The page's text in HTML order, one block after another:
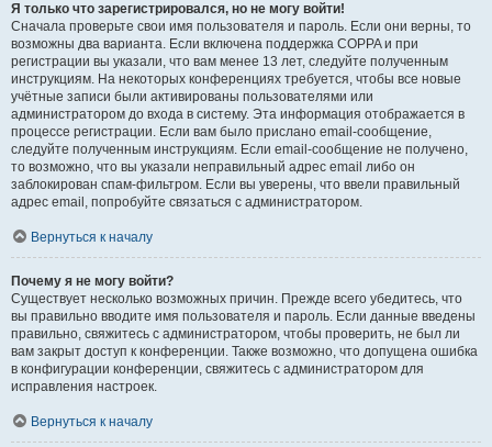
Я только что зарегистрировался, но не могу войти!
Сначала проверьте свои имя пользователя и пароль. Если они верны, то
возможны два варианта. Если включена поддержка COPPA и при
регистрации вы указали, что вам менее 13 лет, следуйте полученным
инструкциям. На некоторых конференциях требуется, чтобы все новые
учётные записи были активированы пользователями или
администратором до входа в систему. Эта информация отображается в
процессе регистрации. Если вам было прислано email-сообщение,
следуйте полученным инструкциям. Если email-сообщение не получено,
то возможно, что вы указали неправильный адрес email либо он
заблокирован спам-фильтром. Если вы уверены, что ввели правильный
адрес email, попробуйте связаться с администратором.
Вернуться к началу
Почему я не могу войти?
Существует несколько возможных причин. Прежде всего убедитесь, что
вы правильно вводите имя пользователя и пароль. Если данные введены
правильно, свяжитесь с администратором, чтобы проверить, не был ли
вам закрыт доступ к конференции. Также возможно, что допущена ошибка
в конфигурации конференции, свяжитесь с администратором для
исправления настроек.
Вернуться к началу